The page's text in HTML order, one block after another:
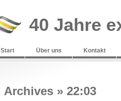
40 Jahre
Start Über uns Kontakt
Archives » 22:03